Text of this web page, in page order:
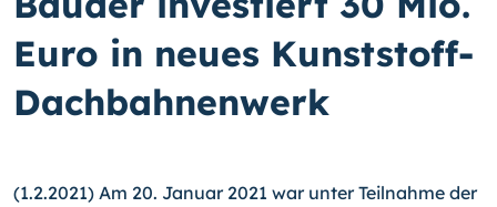
Euro in neues Kunststoff-
Dach­bahnen­werk
(1.2.2021) Am 20. Januar 2021 war unter Teilnahme der